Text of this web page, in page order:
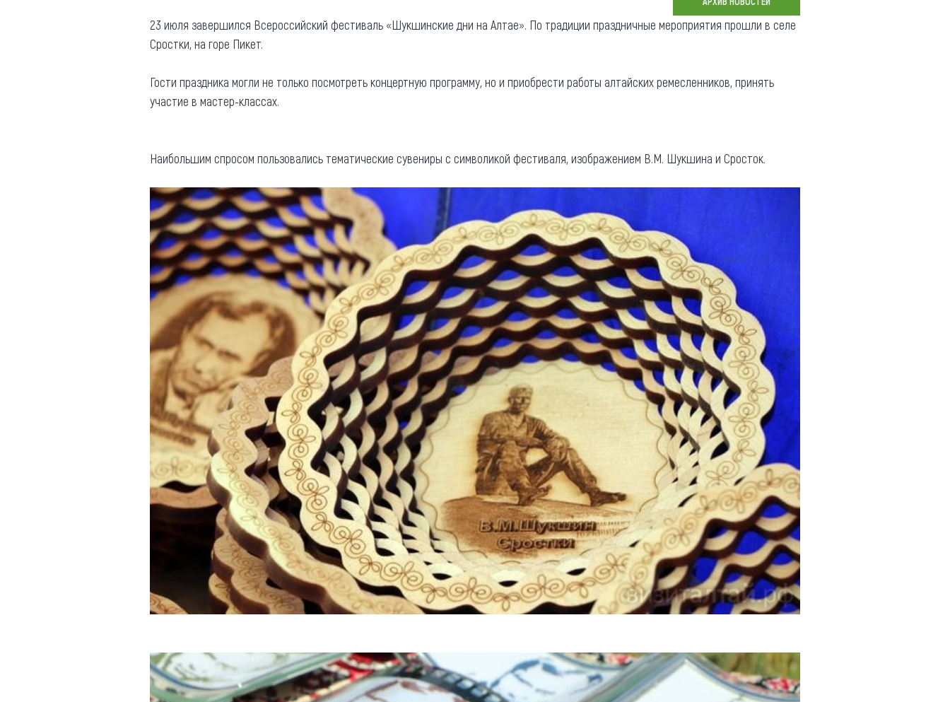
Придорожные кафе
Карта
Что привезти (сувениры)
О регионе
Как добраться
Коллекция впечатлений
Видеогалерея
Другие рубрики
Реестр туроператоров
Реестр туристических
агентств Алтайского края
Противодействие коррупции
23 июля завершился Всероссийский фестиваль «Шукшинские дни на Алтае». По традиции праздничные мероприятия прошли в селе
Сростки, на горе Пикет.
Гости праздника могли не только посмотреть концертную программу, но и приобрести работы алтайских ремесленников, принять
участие в мастер-классах.
Наибольшим спросом пользовались тематические сувениры с символикой фестиваля, изображением В.М. Шукшина и Сросток.